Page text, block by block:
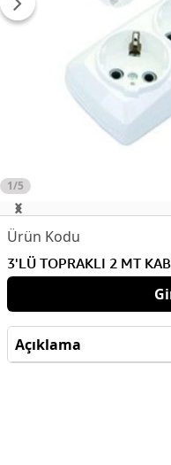
1/5
3'LÜ TOPRAKLI 2 MT
Açıklama